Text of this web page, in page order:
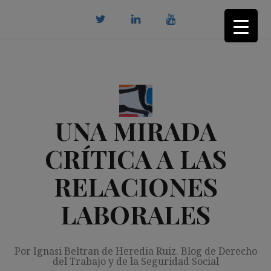
UNA MIRADA
CRÍTICA A LAS
RELACIONES
LABORALES
Por Ignasi Beltran de Heredia Ruiz. Blog de Derecho
del Trabajo y de la Seguridad Social